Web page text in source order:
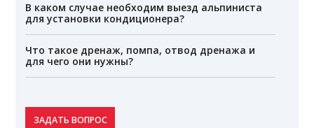
В каком случае необходим выезд альпиниста
для установки кондиционера?
Что такое дренаж, помпа, отвод дренажа и
для чего они нужны?
ЗАДАТЬ ВОПРОС